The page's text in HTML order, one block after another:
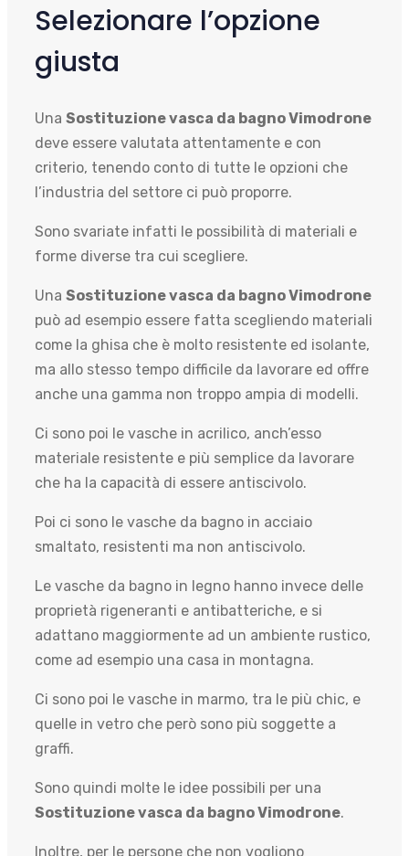
Selezionare l’opzione
giusta
Una Sostituzione vasca da bagno Vimodrone
deve essere valutata attentamente e con
criterio, tenendo conto di tutte le opzioni che
l’industria del settore ci può proporre.
Sono svariate infatti le possibilità di materiali e
forme diverse tra cui scegliere.
Una Sostituzione vasca da bagno Vimodrone
può ad esempio essere fatta scegliendo materiali
come la ghisa che è molto resistente ed isolante,
ma allo stesso tempo difficile da lavorare ed offre
anche una gamma non troppo ampia di modelli.
Ci sono poi le vasche in acrilico, anch’esso
materiale resistente e più semplice da lavorare
che ha la capacità di essere antiscivolo.
Poi ci sono le vasche da bagno in acciaio
smaltato, resistenti ma non antiscivolo.
Le vasche da bagno in legno hanno invece delle
proprietà rigeneranti e antibatteriche, e si
adattano maggiormente ad un ambiente rustico,
come ad esempio una casa in montagna.
Ci sono poi le vasche in marmo, tra le più chic, e
quelle in vetro che però sono più soggette a
graffi.
Sono quindi molte le idee possibili per una
Sostituzione vasca da bagno Vimodrone.
Inoltre, per le persone che non vogliono